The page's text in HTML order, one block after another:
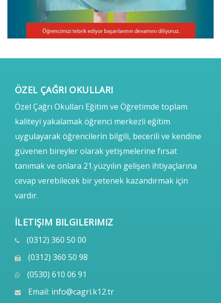
ÖZEL ÇAĞRI OKULLARI
Özel Çağrı Okulları Eğitim ve Öğretimde toplam
kaliteyi yakalamak öğrenci merkezli eğitim
uygulayarak öğrencilerin bilgili, becerili ve kendine
güvenen bireyler olarak yetişmelerine fırsat
tanımak ve onlara 21.yüzyılın gelişen ihtiyaçlarına
cevap verebilecek bir yetenek kazandırmak için
vardır.
İLETIŞIM BILGILERIMIZ
(0312) 360 50 00
(0312) 360 50 98
(0530) 610 06 91
Email: info@cagri.k12.tr